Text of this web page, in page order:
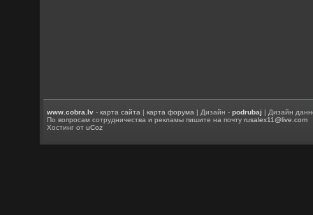
www.cobra.lv -карта сайта |карта форума | Дизайн -podrubaj | Дизайн
По вопросам сотрудничества и рекламы пишите на почтуrusalex11@live.com
Хостинг отuCoz